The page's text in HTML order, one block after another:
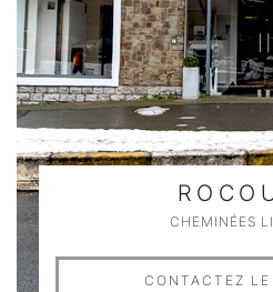
CHEMINÉES
CONTACTEZ